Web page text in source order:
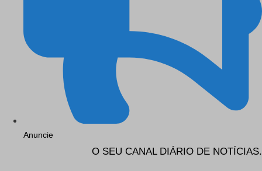
Anuncie
O SEU CANAL DIÁRIO DE NOTÍCIAS.